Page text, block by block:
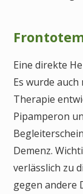
Eine direkte
Es wurde
Therapie
Pipamperon
Demenz.
verlässlich zu
gegen andere